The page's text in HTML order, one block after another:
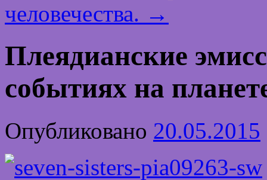
человечества. →
Плеядианские
событиях на
Опубликовано 20.05.2015